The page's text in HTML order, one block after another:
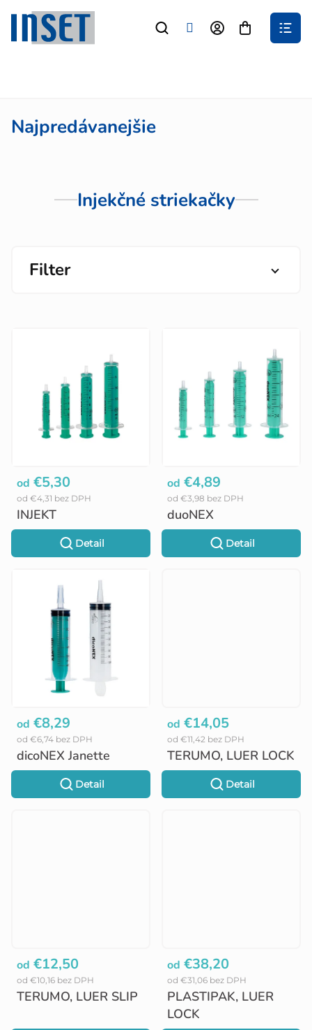
obsah
Nákupný
Injekčné striekačky
Filter
o
d
u
k
INJEKT
od €4,31 bez DPH
od €5,30
Detail
duoNEX
od €3,98 bez DPH
od €4,89
Detail
dicoNEX Janette
od €6,74 bez DPH
od €8,29
Detail
TERUMO, LUER LOCK
od €11,42 bez DPH
od €14,05
Detail
TERUMO, LUER SLIP
od €10,16 bez DPH
od €12,50
PLASTIPAK, LUER
LOCK
od €31,06 bez DPH
od €38,20
Najpredávanejšie